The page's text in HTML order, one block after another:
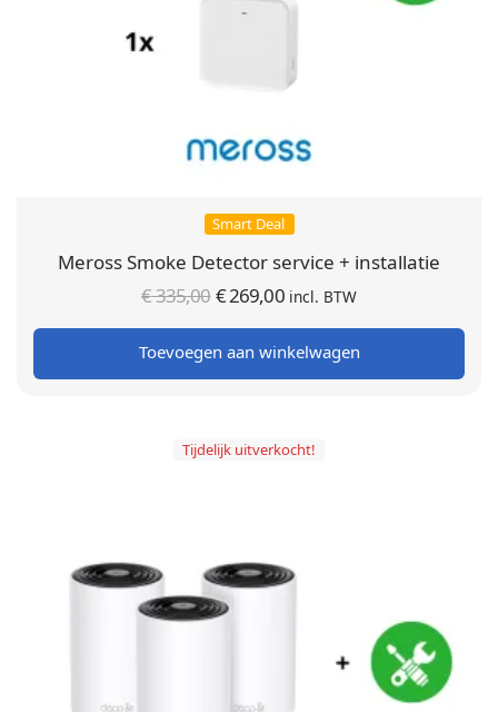
Smart Deal
Meross Smoke Detector service + installatie
€335,00Oorspronkelijke
prijs was:
€ 335,00.
€269,00 Huidige
prijs is:
€ 269,00.
incl. BTW
Toevoegen aan winkelwagen
Tijdelijk uitverkocht!